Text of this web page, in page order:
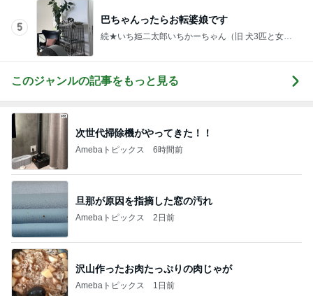
5
巴ちゃんったらお転婆娘です
続★いち姫二太郎いちかーちゃん（旧 犬3匹と女一
このジャンルの記事をもっと見る
次世代掃除機がやってきた！！
Amebaトピックス 6時間前
旦那が原因を指摘した窓の汚れ
Amebaトピックス 2日前
沢山作ったお肉たっぷりの肉じゃが
Amebaトピックス 1日前